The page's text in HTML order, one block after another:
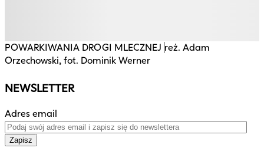
POWARKIWANIA DROGI MLECZNEJ reż. Adam
Orzechowski, fot. Dominik Werner
NEWSLETTER
Adres email
Zapisz